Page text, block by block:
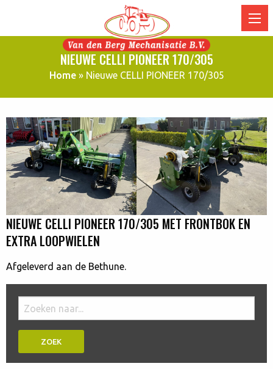
NIEUWE CELLI PIONEER 170/305
Home» Nieuwe CELLI PIONEER 170/305
NIEUWE CELLI PIONEER 170/305 MET FRONTBOK EN
EXTRA LOOPWIELEN
Afgeleverd aan de Bethune.
Doorzoek
de
website: